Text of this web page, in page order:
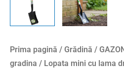
Prima pagină / Grădină /
gradina / Lopata mini cu lama
verde
si